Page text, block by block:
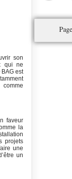
son
qui ne
est
faveur
la
projets
une
un